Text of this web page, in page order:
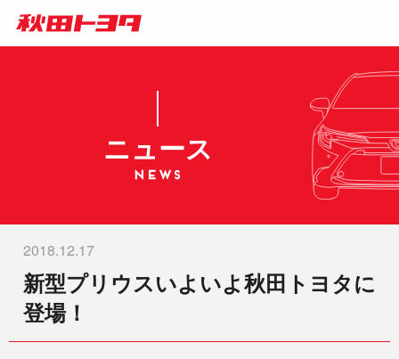
ニュース
2018.12.17
新型プリウスいよいよ秋田トヨタに
登場！